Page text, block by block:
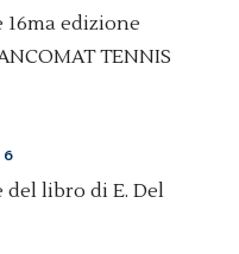
16ma edizione
TENNIS
del libro di E. Del